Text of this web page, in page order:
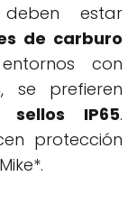
estar
de carburo
con
, se prefieren
sellos IP65.
protección